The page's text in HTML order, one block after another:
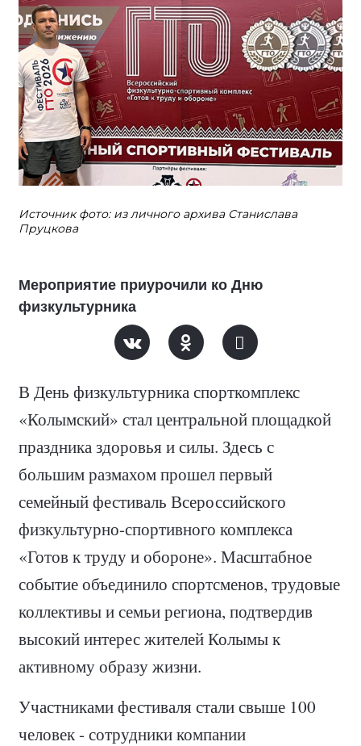
Источник фото: из личного архива Станислава
Пруцкова
Мероприятие приурочили ко Дню
физкультурника
В День физкультурника спорткомплекс
«Колымский» стал центральной площадкой
праздника здоровья и силы. Здесь с
большим размахом прошел первый
семейный фестиваль Всероссийского
физкультурно-спортивного комплекса
«Готов к труду и обороне». Масштабное
событие объединило спортсменов, трудовые
коллективы и семьи региона, подтвердив
высокий интерес жителей Колымы к
активному образу жизни.
Участниками фестиваля стали свыше 100
человек - сотрудники компании